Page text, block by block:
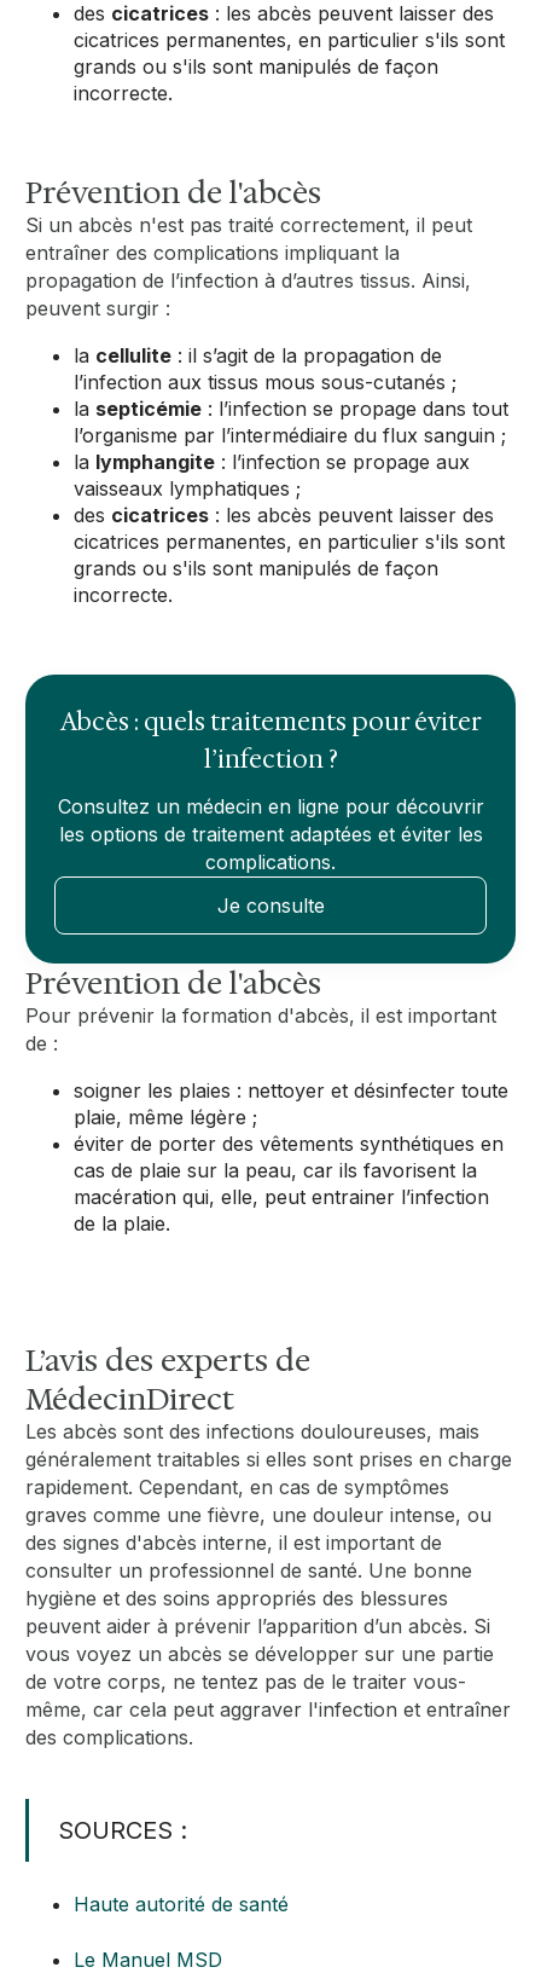
des cicatrices : les abcès peuvent laisser des
cicatrices permanentes, en particulier s'ils sont
grands ou s'ils sont manipulés de façon
incorrecte.
Prévention de l'abcès
Si un abcès n'est pas traité correctement, il peut
entraîner des complications impliquant la
propagation de l’infection à d’autres tissus. Ainsi,
peuvent surgir :
la cellulite : il s’agit de la propagation de
l’infection aux tissus mous sous-cutanés ;
la septicémie : l’infection se propage dans tout
l’organisme par l’intermédiaire du flux sanguin ;
la lymphangite : l’infection se propage aux
vaisseaux lymphatiques ;
des cicatrices : les abcès peuvent laisser des
cicatrices permanentes, en particulier s'ils sont
grands ou s'ils sont manipulés de façon
incorrecte.
Abcès : quels traitements pour éviter
l’infection ?
Consultez un médecin en ligne pour découvrir
les options de traitement adaptées et éviter les
complications.
Je consulte
Prévention de l'abcès
Pour prévenir la formation d'abcès, il est important
de :
soigner les plaies : nettoyer et désinfecter toute
plaie, même légère ;
éviter de porter des vêtements synthétiques en
cas de plaie sur la peau, car ils favorisent la
macération qui, elle, peut entrainer l’infection
de la plaie.
L’avis des experts de
MédecinDirect
Les abcès sont des infections douloureuses, mais
généralement traitables si elles sont prises en charge
rapidement. Cependant, en cas de symptômes
graves comme une fièvre, une douleur intense, ou
des signes d'abcès interne, il est important de
consulter un professionnel de santé. Une bonne
hygiène et des soins appropriés des blessures
peuvent aider à prévenir l’apparition d’un abcès. Si
vous voyez un abcès se développer sur une partie
de votre corps, ne tentez pas de le traiter vous-
même, car cela peut aggraver l'infection et entraîner
des complications.
SOURCES :
Haute autorité de santé
Le Manuel MSD